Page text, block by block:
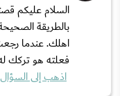
السلام عليكم
بالطريقة
اهلك. عندما
فعلته هو تركك
اذهب إلى السؤال